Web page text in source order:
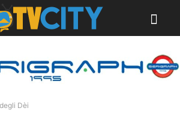
Dèi